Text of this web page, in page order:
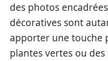
des photos
décoratives sont
apporter une touche
plantes vertes ou